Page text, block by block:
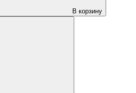
В корзину